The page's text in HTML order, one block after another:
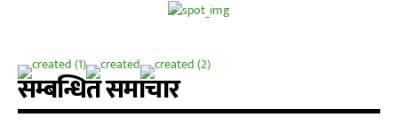
सम्बन्धित समाचार